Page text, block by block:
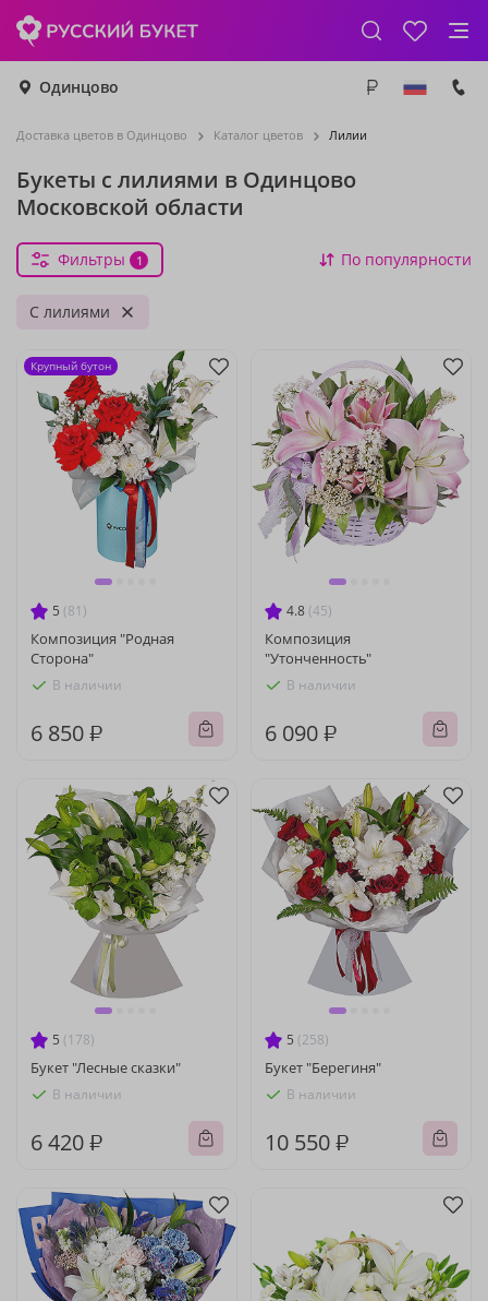
Одинцово
Доставка цветов в Одинцово Каталог цветов Лилии
Букеты с лилиями в Одинцово
Московской области
Фильтры 1 По популярности
С лилиями
5 (81)
Композиция "Родная
Сторона"
В наличии
6 850 ₽
Крупный бутон
4.8 (45)
Композиция
"Утонченность"
В наличии
6 090 ₽
5 (178)
Букет "Лесные сказки"
В наличии
6 420 ₽
5 (258)
Букет "Берегиня"
В наличии
10 550 ₽